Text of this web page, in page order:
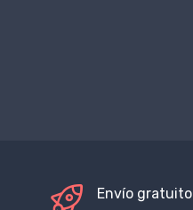
Envío gratuito